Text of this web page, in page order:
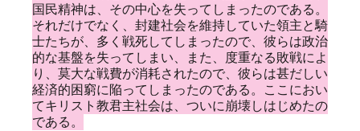
国民精神は、その中心を失ってしまったのである。
それだけでなく、封建社会を維持していた領主と騎
士たちが、多く戦死してしまったので、彼らは政治
的な基盤を失ってしまい、また、度重なる敗戦によ
り、莫大な戦費が消耗されたので、彼らは甚だしい
経済的困窮に陥ってしまったのである。ここにおい
てキリスト教君主社会は、ついに崩壊しはじめたの
である。